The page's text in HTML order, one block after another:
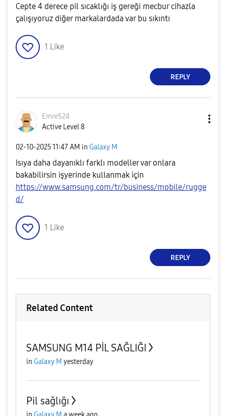
Cepte 4 derece pil sıcaklığı iş gereği mecbur cihazla
çalışıyoruz diğer markalardada var bu sıkıntı
1 Like
REPLY
EmreS24
Active Level 8
‎02-10-202511:47 AM in Galaxy M
Isıya daha dayanıklı farklı modeller var onlara
bakabilirsin işyerinde kullanmak için
https://www.samsung.com/tr/business/mobile/rugge
d/
1 Like
REPLY
Related Content
SAMSUNG M14 PİL SAĞLIĞI
in Galaxy M yesterday
Pil sağlığı